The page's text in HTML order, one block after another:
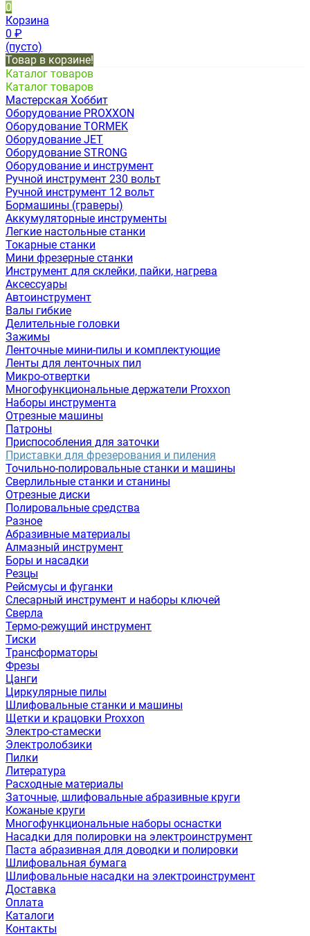
0
Корзина
0 ₽
(пусто)
Товар в корзине!
Каталог товаров
Каталог товаров
Мастерская Хоббит
Оборудование PROXXON
Оборудование TORMEK
Оборудование JET
Оборудование STRONG
Оборудование и инструмент
Ручной инструмент 230 вольт
Ручной инструмент 12 вольт
Бормашины (граверы)
Аккумуляторные инструменты
Легкие настольные станки
Токарные станки
Мини фрезерные станки
Инструмент для склейки, пайки, нагрева
Аксессуары
Автоинструмент
Валы гибкие
Делительные головки
Зажимы
Ленточные мини-пилы и комплектующие
Ленты для ленточных пил
Микро-отвертки
Многофункциональные держатели Proxxon
Наборы инструмента
Отрезные машины
Патроны
Приспособления для заточки
Приставки для фрезерования и пиления
Точильно-полировальные станки и машины
Сверлильные станки и станины
Отрезные диски
Полировальные средства
Разное
Абразивные материалы
Алмазный инструмент
Боры и насадки
Резцы
Рейсмусы и фуганки
Слесарный инструмент и наборы ключей
Сверла
Термо-режущий инструмент
Тиски
Трансформаторы
Фрезы
Цанги
Циркулярные пилы
Шлифовальные станки и машины
Щетки и крацовки Proxxon
Электро-стамески
Электролобзики
Пилки
Литература
Расходные материалы
Заточные, шлифовальные абразивные круги
Кожаные круги
Многофункциональные наборы оснастки
Насадки для полировки на электроинструмент
Паста абразивная для доводки и полировки
Шлифовальная бумага
Шлифовальные насадки на электроинструмент
Доставка
Оплата
Каталоги
Контакты